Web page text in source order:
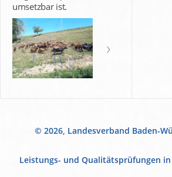
umsetzbar ist.
© 2026, Landesverband Baden-
Leistungs- und Qualitätsprüfungen